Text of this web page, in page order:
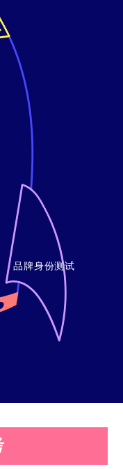
品牌身份测试